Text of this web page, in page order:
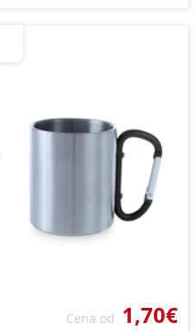
Cena od 1,70€